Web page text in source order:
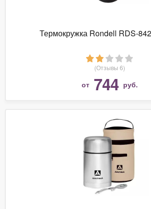
Термокружка Rondell RDS-
(Отзывы 6)
от 744 руб.